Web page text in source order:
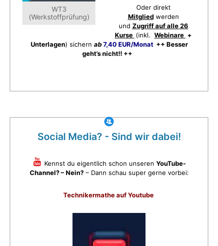
WT3
(Werkstoffprüfung)
Oder direkt
Mitgliedwerden
und Zugriff auf alle 26
Kurse (inkl. Webinare +
Unterlagen) sichern ab7,40 EUR/Monat++ Besser
geht’s nicht!! ++
Social Media? - Sind wir dabei!
Kennst du eigentlich schon unseren YouTube-
Channel? – Nein?– Dann schau super gerne vorbei:
Technikermathe auf Youtube